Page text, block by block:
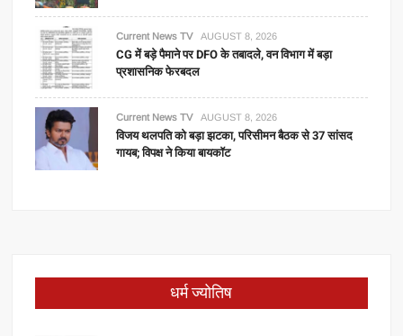
Current News TV AUGUST 8, 2026
CG में बड़े पैमाने पर DFO के तबादले, वन विभाग में बड़ा
प्रशासनिक फेरबदल
Current News TV AUGUST 8, 2026
विजय थलपति को बड़ा झटका, परिसीमन बैठक से 37 सांसद
गायब; विपक्ष ने किया बायकॉट
धर्म ज्योतिष